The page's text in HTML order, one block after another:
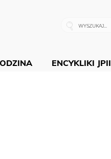
ENCYKLIKI JPII